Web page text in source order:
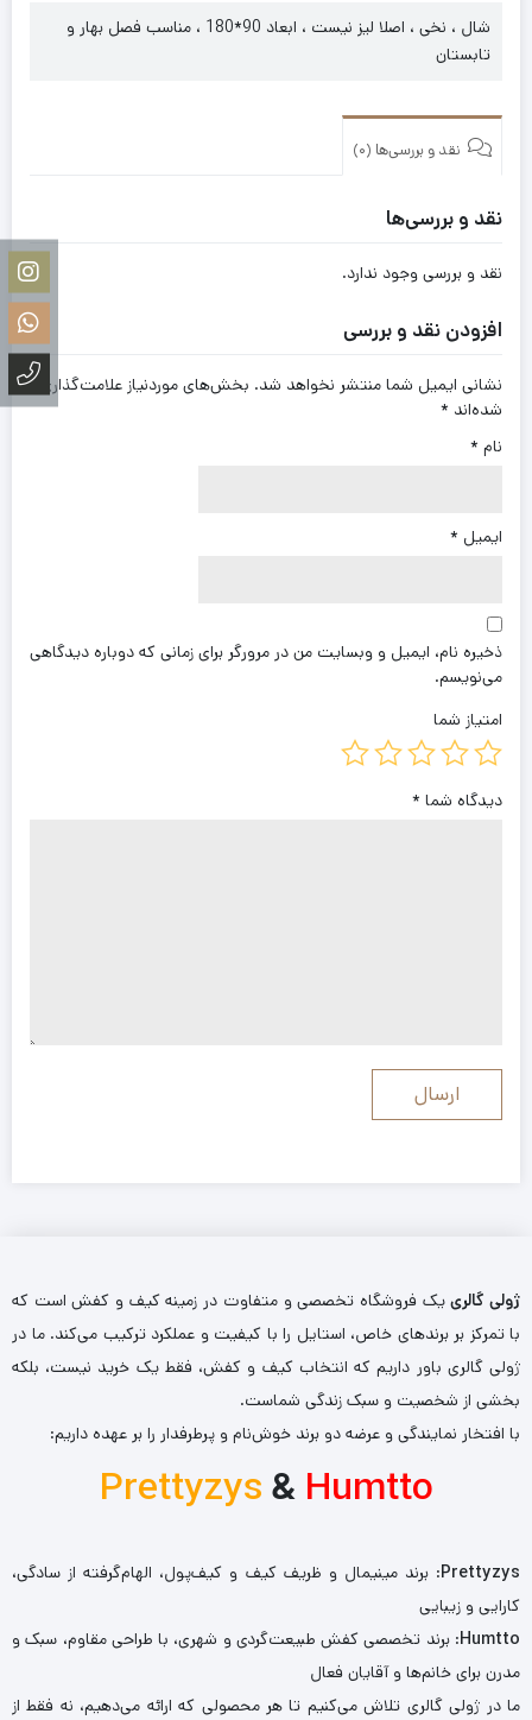
شال ، نخی ، اصلا لیز نیست ، ابعاد 90*180 ، مناسب فصل بهار و
تابستان
نقد و بررسی‌ها (0)
نقد و بررسی‌ها
نقد و بررسی وجود ندارد.
افزودن نقد و بررسی
نشانی ایمیل شما منتشر نخواهد شد. بخش‌های موردنیاز علامت‌گذاری
شده‌اند *
نام *
ایمیل *
ذخیره نام، ایمیل و وبسایت من در مرورگر برای زمانی که دوباره دیدگاهی
می‌نویسم.
امتیاز شما
دیدگاه شما *
ژولی گالرییک فروشگاه تخصصی و متفاوت در زمینه کیف و کفش است که
با تمرکز بر برندهای خاص، استایل را با کیفیت و عملکرد ترکیب می‌کند. ما در
ژولی گالری باور داریم که انتخاب کیف و کفش، فقط یک خرید نیست، بلکه
بخشی از شخصیت و سبک زندگی شماست.
با افتخار نمایندگی و عرضه دو برند خوش‌نام و پرطرفدار را بر عهده داریم:
Prettyzys& Humtto
Prettyzys: برند مینیمال و ظریف کیف و کیف‌پول، الهام‌گرفته از سادگی،
کارایی و زیبایی
Humtto: برند تخصصی کفش طبیعت‌گردی و شهری، با طراحی مقاوم، سبک و
مدرن برای خانم‌ها و آقایان فعال
ما در ژولی گالری تلاش می‌کنیم تا هر محصولی که ارائه می‌دهیم، نه فقط از